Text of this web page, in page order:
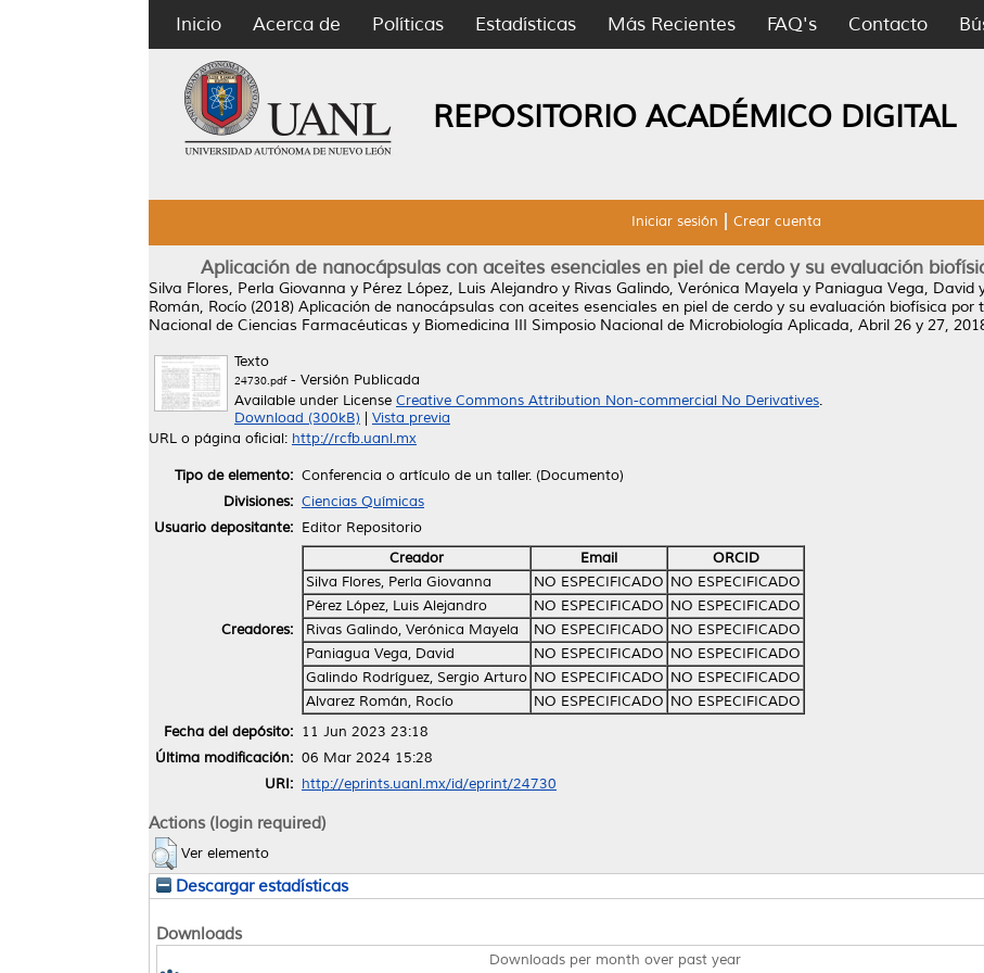
Inicio Acerca de Políticas Estadísticas Más Recientes FAQ's Contacto
REPOSITORIO ACADÉMICO DIGITAL
Iniciar sesión Crear cuenta
Aplicación de nanocápsulas con aceites esenciales en piel de cerdo y su evaluación
Silva Flores, Perla Giovanna y Pérez López, Luis Alejandro y Rivas Galindo, Verónica Mayela y Paniagua Vega, David
Román, Rocío (2018) Aplicación de nanocápsulas con aceites esenciales en piel de cerdo y su evaluación biofísica por
Nacional de Ciencias Farmacéuticas y Biomedicina III Simposio Nacional de Microbiología Aplicada, Abril 26 y 27,
Texto
24730.pdf- Versión Publicada
Available under License Creative Commons Attribution Non-commercial No Derivatives.
Download (300kB)
Vista previa
URL o página oficial: http://rcfb.uanl.mx
Tipo de elemento: Conferencia o artículo de un taller. (Documento)
Divisiones: Ciencias Químicas
Usuario depositante: Editor Repositorio
Creadores:
Creador Email
ORCID
Silva Flores, Perla Giovanna
NO ESPECIFICADO NO ESPECIFICADO
Pérez López, Luis Alejandro
NO ESPECIFICADO NO ESPECIFICADO
Rivas Galindo, Verónica Mayela
NO ESPECIFICADO NO ESPECIFICADO
Paniagua Vega, David
NO ESPECIFICADO NO ESPECIFICADO
Galindo Rodríguez, Sergio Arturo NO ESPECIFICADO NO ESPECIFICADO
Alvarez Román, Rocío
NO ESPECIFICADO NO ESPECIFICADO
Fecha del depósito: 11 Jun 2023 23:18
Última modificación: 06 Mar 2024 15:28
URI: http://eprints.uanl.mx/id/eprint/24730
Actions (login required)
Ver elemento
Descargar estadísticas
Downloads
Downloads per month over past year